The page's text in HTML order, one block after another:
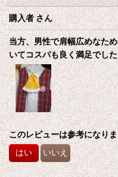
購入者さん
当方、男性で肩幅広めなた
いてコスパも良く満足でし
このレビューは参考になり
はい いいえ